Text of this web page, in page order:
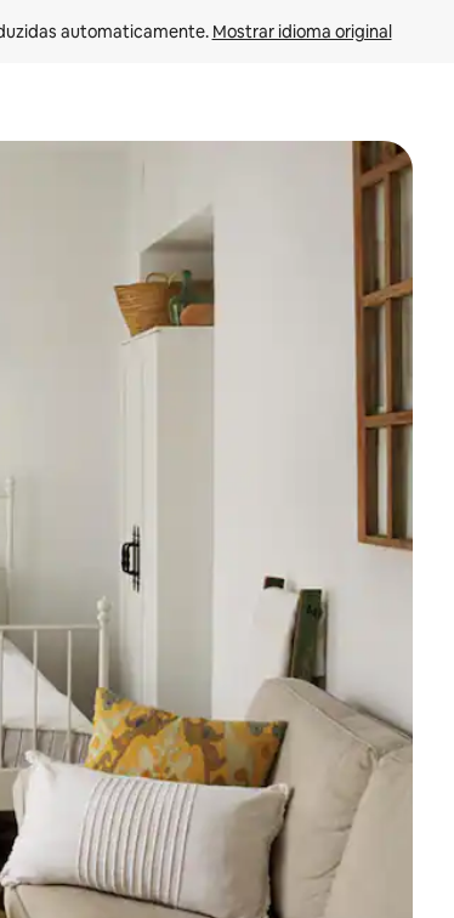
automaticamente. Mostrar idioma original
e para baixo do teclado ou tocando e deslizando o